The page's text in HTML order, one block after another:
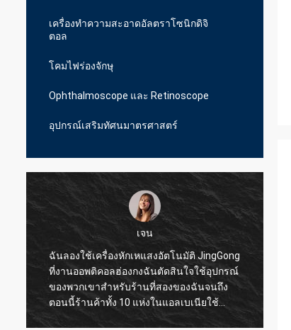
เครื่องทำความสะอาดอัลตราโซนิกดิจิ
ตอล
โคมไฟร่องจักษุ
Ophthalmoscope และ Retinoscope
อุปกรณ์เสริมทัศนมาตรศาสตร์
เจน
ฉันลองใช้เครื่องหักเหแสงอัตโนมัติ JingGong
ที่งานออพติคอลฮ่องกงฉันตัดสินใจใช้อุปกรณ์
ของพวกเขาสำหรับร้านที่สองของฉันจนถึง
ตอนนี้ร้านค้าทั้ง 10 แห่งในแอลเบเนียใช้
JingGong Optical เท่านั้นแม้แต่ชิ้นส่วนเล็ก ๆ